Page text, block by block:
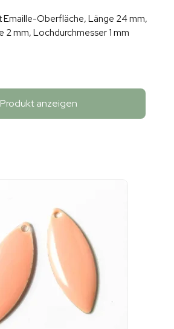
Emaille-Oberfläche, Länge 24 mm,
2 mm, Lochdurchmesser 1 mm
Produkt anzeigen